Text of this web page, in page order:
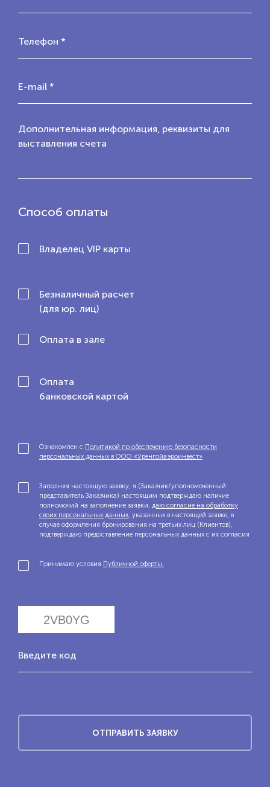
Телефон *
E-mail *
Дополнительная информация, реквизиты для
выставления счета
Способ оплаты
Владелец VIP карты
Безналичный расчет
(для юр. лиц)
Оплата в зале
Оплата
банковской картой
Ознакомлен с Политикой по обеспечению безопасности
персональных данных в ООО «Уренгойаэроинвест»
Заполняя настоящую заявку, я (Заказчик/уполномоченный
представитель Заказчика) настоящим подтверждаю наличие
полномочий на заполнение заявки, даю согласие на обработку
своих персональных данных, указанных в настоящей заявке, в
случае оформления бронирования на третьих лиц (Клиентов),
подтверждаю предоставление персональных данных с их согласия
Принимаю условия Публичной оферты.
Введите код